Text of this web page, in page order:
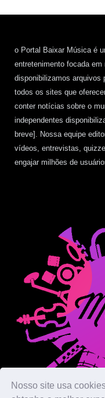
Nosso site usa
o Portal Baixar Música é
entretenimento focada
disponibilizamos arquivos
todos os sites que
conter notícias sobre o
independentes
breve]. Nossa equipe
vídeos, entrevistas,
engajar milhões de